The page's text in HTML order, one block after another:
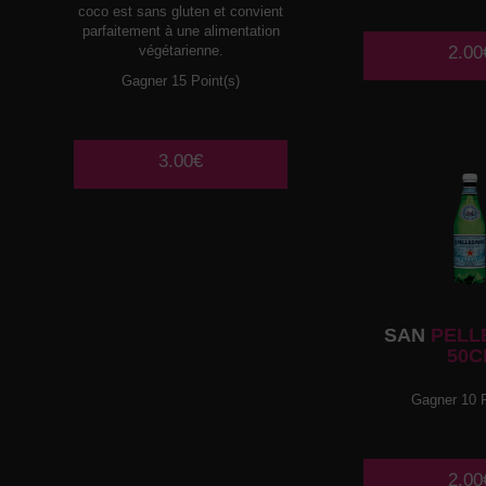
coco est sans gluten et convient
parfaitement à une alimentation
végétarienne.
Gagner 15 Point(s)
3.00€
SAN
Gagner 10